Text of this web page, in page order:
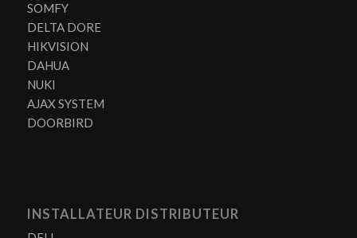
SOMFY
DELTA DORE
HIKVISION
DAHUA
NUKI
AJAX SYSTEM
DOORBIRD
INSTALLATEUR DISTRIBUTEUR